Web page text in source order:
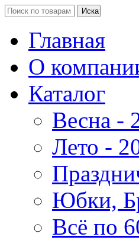
Главная
О
Каталог
Весна -
Лето -
Юбки,
Всё по